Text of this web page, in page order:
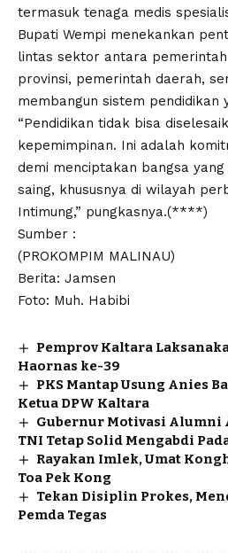
termasuk tenaga medis
Bupati Wempi menekankan
lintas sektor antara
provinsi, pemerintah daerah,
membangun sistem pendidikan
“Pendidikan tidak bisa
kepemimpinan. Ini adalah
demi menciptakan bangsa
saing, khususnya di wilayah
Intimung,” pungkasnya.(****)
Sumber :
(PROKOMPIM MALINAU)
Berita: Jamsen
Foto: Muh. Habibi
Pemprov Kaltara
Haornas ke-39
PKS Mantap Usung Anies
Ketua DPW Kaltara
Gubernur Motivasi Alumni
TNI Tetap Solid Mengabdi
Rayakan Imlek, Umat
Toa Pek Kong
Tekan Disiplin Prokes,
Pemda Tegas